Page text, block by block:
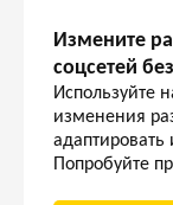
Измените
соцсетей
Используйте
изменения
Попробуйте